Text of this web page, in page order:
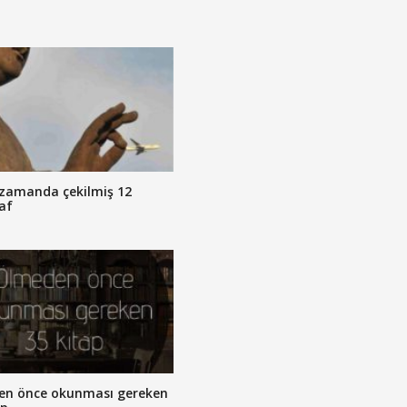
çekilmiş 12
önce okunması gereken